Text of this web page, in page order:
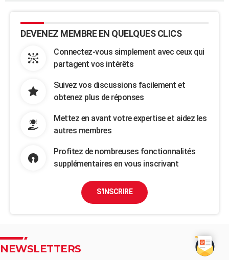
DEVENEZ MEMBRE EN QUELQUES CLICS
Connectez-vous simplement avec ceux qui
partagent vos intérêts
Suivez vos discussions facilement et
obtenez plus de réponses
Mettez en avant votre expertise et aidez les
autres membres
Profitez de nombreuses fonctionnalités
supplémentaires en vous inscrivant
S'INSCRIRE
NEWSLETTERS